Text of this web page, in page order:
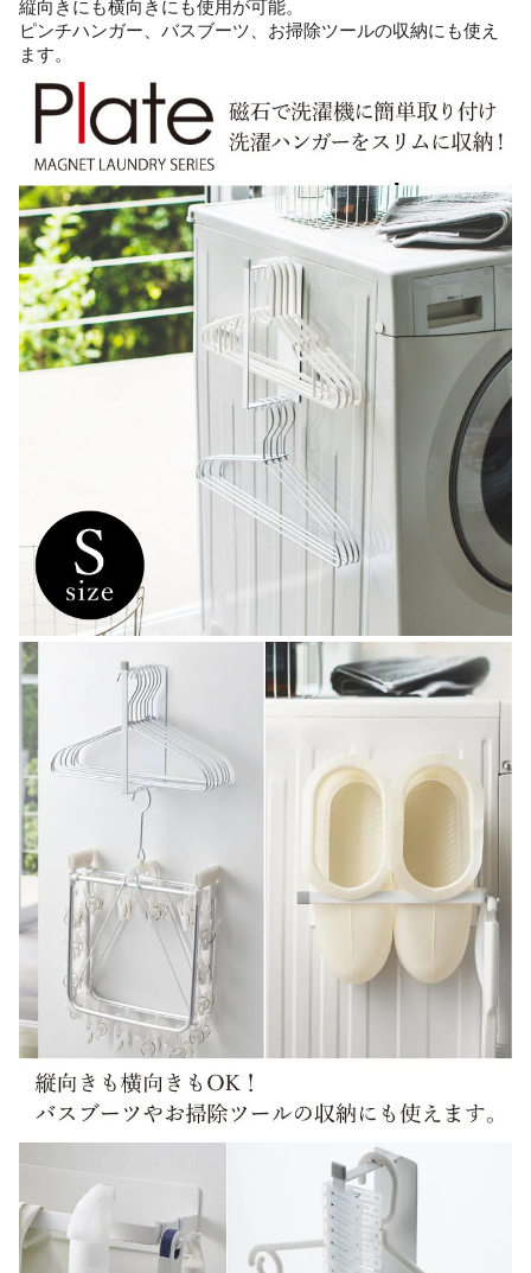
縦向きにも横向きにも使用が可能。
ピンチハンガー、バスブーツ、お掃除ツールの収納にも使え
ます。